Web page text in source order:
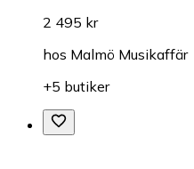
2 495 kr
hos Malmö Musikaffär
+5 butiker